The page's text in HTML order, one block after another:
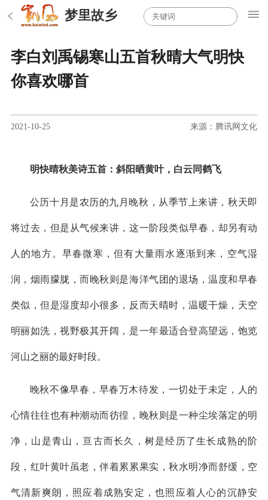
梦里故乡
李白刘禹锡寒山五首秋晴大气明快
你喜欢哪首
2021-10-25 来源：腾讯网文化
明快晴秋美诗五首：斜阳晒黄叶，白云同鹤飞
公历十月是农历的九月晚秋，从季节上来讲，秋天即
将过去，但是从气候来讲，这一阶段类似早春，却另有动
人的地方。早春微寒，但有大量雨水逐渐到来，空气湿
润，烟雨朦胧，而晚秋则是海洋气团的退场，温度和早春
类似，但是湿度却小很多，反而天晴时，温暖干燥，天空
明丽如洗，视野极其开阔，是一年最适合登高望远，饱览
河山之丽的最好时段。
晚秋不像早春，早春万木待发，一切处于未定，人的
心情往往也有种潮动而彷徨，晚秋则是一种尘埃落定的明
净，山是青山，亘古而长久，树是经历了生长成熟的阶
段，红叶黄叶虽老，伴着累累果实，秋水明净而舒缓，空
气清新爽朗，照应着成熟安定，也照应着人心的沉静安